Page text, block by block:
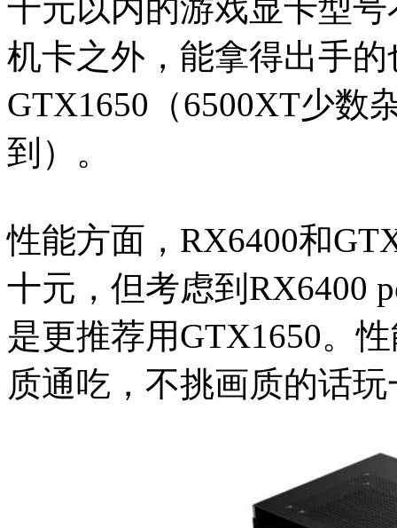
千元以内的游戏显卡型
机卡之外，能拿得出手的
GTX1650（6500XT少数
到）。
性能方面，RX6400和
十元，但考虑到RX6400
是更推荐用GTX1650。
质通吃，不挑画质的话